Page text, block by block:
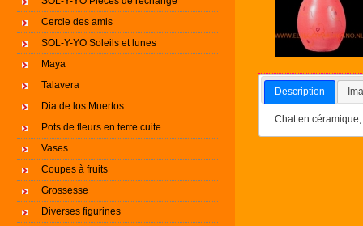
Cercle des amis
SOL-Y-YO Soleils et lunes
Maya
Talavera
Dia de los Muertos
Pots de fleurs en terre cuite
Vases
Coupes à fruits
Grossesse
Diverses figurines
Description
Chat en